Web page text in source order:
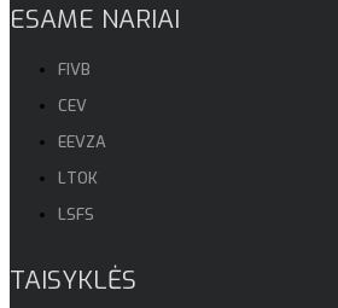
ESAME NARIAI
FIVB
CEV
EEVZA
LTOK
LSFS
TAISYKLĖS